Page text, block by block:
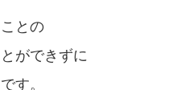
との
ができずに
す。